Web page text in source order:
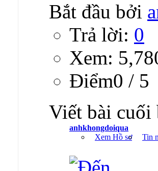
Bắt đầu bởi
Trả lời: 0
Xem:
Ðiểm0 / 5
Viết bài cuối
anhkhongdoiqua
Xem Hồ sơ
Tin